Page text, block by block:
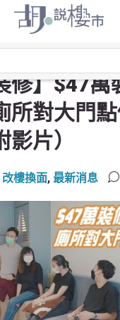
改樓換面
裝修新居屋！廁所對大門點修
修】$47萬
所對大門
片）
改樓換面, 最新消息